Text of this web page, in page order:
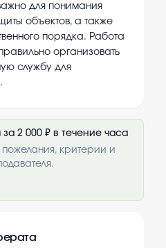
для понимания
объектов, а также
порядка. Работа
организовать
службу для
2 000 ₽ в течение часа
критерии и